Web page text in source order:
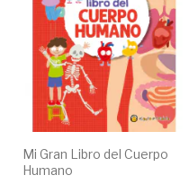
Mi Gran Libro del Cuerpo
Humano